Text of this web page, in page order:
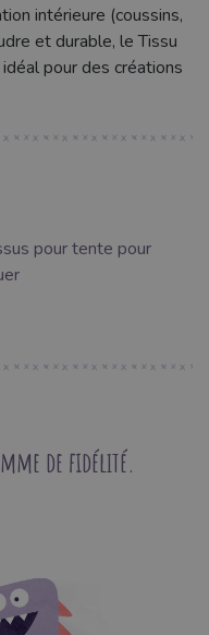
intérieure (coussins,
et durable, le Tissu
pour des créations
pour tente pour
de fidélité.